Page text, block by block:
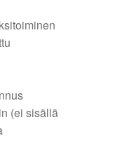
(ei sisällä